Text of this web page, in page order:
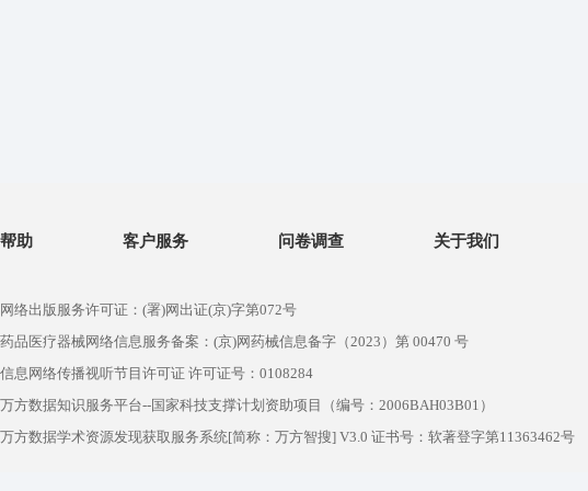
帮助 客户服务 问卷调查 关于我们
网络出版服务许可证：(署)网出证(京)字第072号
药品医疗器械网络信息服务备案：(京)网药械信息备字（2023）第 00470 号
信息网络传播视听节目许可证 许可证号：0108284
万方数据知识服务平台--国家科技支撑计划资助项目（编号：2006BAH03B01）
万方数据学术资源发现获取服务系统[简称：万方智搜] V3.0 证书号：软著登字第11363462号